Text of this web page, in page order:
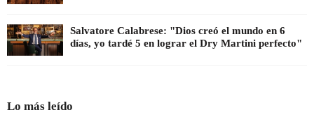
Salvatore Calabrese: "Dios creó el mundo en 6
días, yo tardé 5 en lograr el Dry Martini perfecto"
Lo más leído